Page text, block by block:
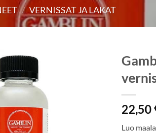
/ VERNISSAT JA LAKAT
22,50
Luo